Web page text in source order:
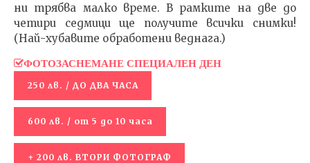
ни трябва малко време. В рамките на две до
четири седмици ще получите всички снимки!
(Най-хубавите обработени веднага.)
ФОТОЗАСНЕМАНЕ СПЕЦИАЛЕН ДЕН
250 лв. / ДО ДВА ЧАСА
600 лв. / от 5 до 10 часа
+ 200 лв. ВТОРИ ФОТОГРАФ